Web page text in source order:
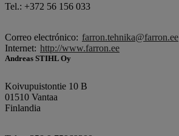
Tel.: +372 56 156 033
Correo electrónico: farron.tehnika@farron.ee
Internet: http://www.farron.ee
Andreas STIHL Oy
Koivupuistontie 10 B
01510 Vantaa
Finlandia